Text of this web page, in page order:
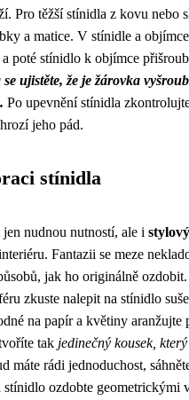
Pro těžší stínidla z kovu nebo
a matice. V stínidle a
poté stínidlo k objímce
ujistěte, že je žárovka
Po upevnění stínidla
jeho pád.
stínidla
nudnou nutností, ale i
Fantazii se meze
jak ho originálně
zkuste nalepit na stínidlo
na papír a květiny aranžujte
tak jedinečný kousek,
máte rádi jednoduchost,
ozdobte geometrickými